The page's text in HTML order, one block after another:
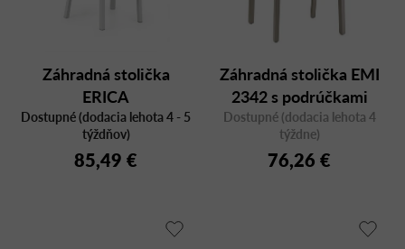
Záhradná stolička
ERICA
Dostupné (dodacia lehota 4 - 5
týždňov)
85,49 €
Záhradná stolička EMI
2342 s podrúčkami
Dostupné (dodacia lehota 4
týždne)
76,26 €